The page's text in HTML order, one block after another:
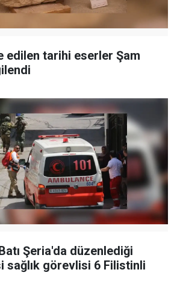
edilen tarihi eserler Şam
Şeria'da düzenlediği
sağlık görevlisi 6 Filistinli